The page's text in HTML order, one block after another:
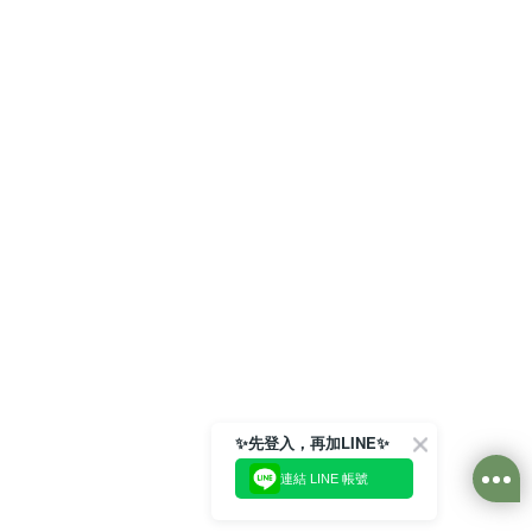
✨先登入，再加LINE✨
連結 LINE 帳號